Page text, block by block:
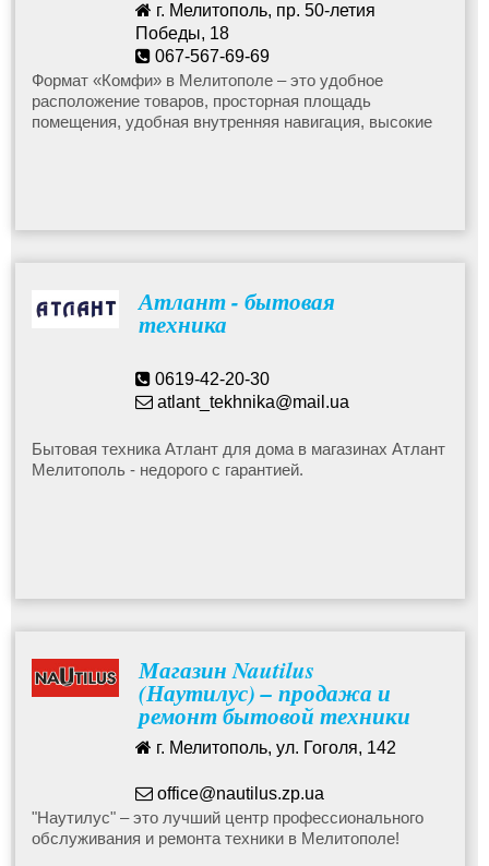
г. Мелитополь, пр. 50-летия
Победы, 18
067-567-69-69
info@comfy.ua
Формат «Комфи» в Мелитополе – это удобное
расположение товаров, просторная площадь
помещения, удобная внутренняя навигация, высокие
Атлант - бытовая
техника
0619-42-20-30
atlant_tekhnika@mail.ua
Бытовая техника Атлант для дома в магазинах Атлант
Мелитополь - недорого с гарантией.
Магазин Nautilus
(Наутилус) – продажа и
ремонт бытовой техники
г. Мелитополь, ул. Гоголя, 142
office@nautilus.zp.ua
"Наутилус" – это лучший центр профессионального
обслуживания и ремонта техники в Мелитополе!